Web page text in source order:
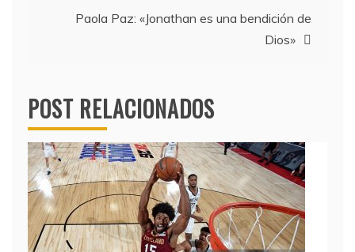
entradas
Paola Paz: «Jonathan es una bendición de
Dios»
POST RELACIONADOS